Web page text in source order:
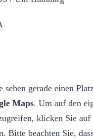
sehen gerade einen
Maps. Um auf den
klicken Sie auf
Bitte beachten Sie,